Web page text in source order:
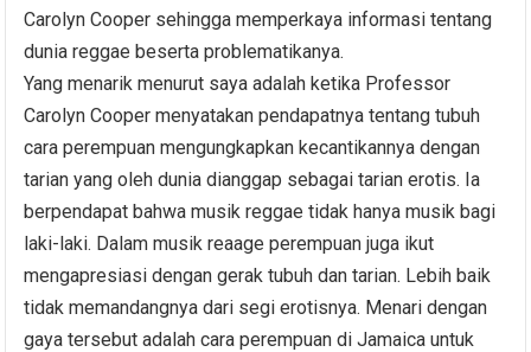
Carolyn Cooper sehingga memperkaya informasi tentang
dunia reggae beserta problematikanya.
Yang menarik menurut saya adalah ketika Professor
Carolyn Cooper menyatakan pendapatnya tentang tubuh
cara perempuan mengungkapkan kecantikannya dengan
tarian yang oleh dunia dianggap sebagai tarian erotis. Ia
berpendapat bahwa musik reggae tidak hanya musik bagi
laki-laki. Dalam musik reaage perempuan juga ikut
mengapresiasi dengan gerak tubuh dan tarian. Lebih baik
tidak memandangnya dari segi erotisnya. Menari dengan
gaya tersebut adalah cara perempuan di Jamaica untuk